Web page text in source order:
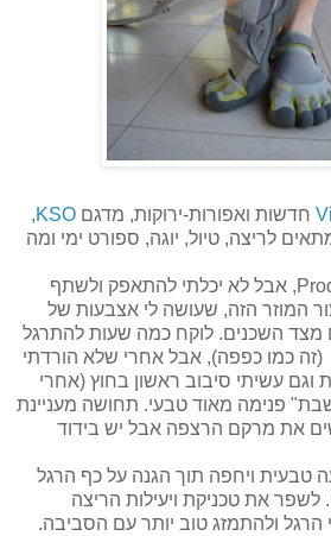
חדשות ואפורות-ירוקות, מדגם KSO
,
לריצה, טיול, יוגה, ספורט ימי ומה
זה עדיין לא Product Review, אבל לא יכלתי להתאפק ולשתף
המוזר הזה, שעושה לי אצבעות של
מצד השכנים. לוקח כמה שעות להתרגל
כמו כפפה), אבל אחרי שלא הורדתי
וגם עשיתי סיבוב ראשון בחוץ (אחרי
פנימה מאוד טבעי. תחושה מעניינת
את מרקם הרצפה אבל יש בידוד
טבעית ויחפה תוך הגנה על כף הרגל
לשפר את טכניקת ויעילות הריצה
הרגל ולהתמזג טוב יותר עם הסביבה.